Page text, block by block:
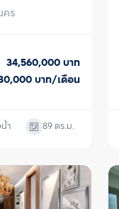
คร
34,560,000บาท
บาท/เดือน
ำ 89 ตร.ม.